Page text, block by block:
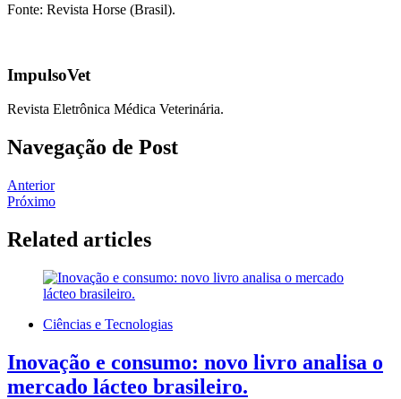
Fonte: Revista Horse (Brasil).
ImpulsoVet
Revista Eletrônica Médica Veterinária.
Navegação de Post
Anterior
Próximo
Related articles
Ciências e Tecnologias
Inovação e consumo: novo livro analisa o
mercado lácteo brasileiro.